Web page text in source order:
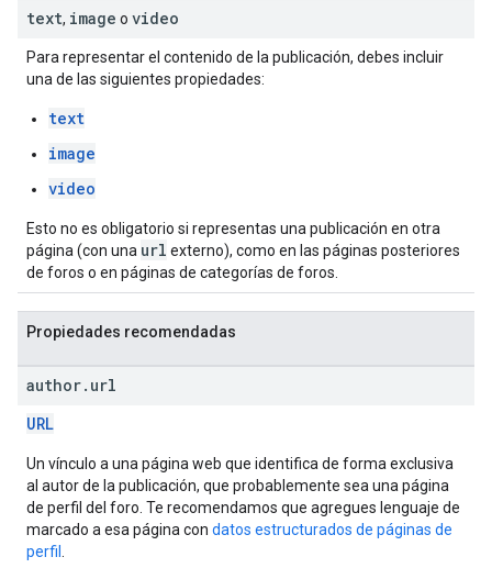
text, image o video
Para representar el contenido de la publicación, debes incluir
una de las siguientes propiedades:
text
image
video
Esto no es obligatorio si representas una publicación en otra
página (con una url externo), como en las páginas posteriores
de foros o en páginas de categorías de foros.
Propiedades recomendadas
author. url
URL
Un vínculo a una página web que identifica de forma exclusiva
al autor de la publicación, que probablemente sea una página
de perfil del foro. Te recomendamos que agregues lenguaje de
marcado a esa página con datos estructurados de páginas de
perfil